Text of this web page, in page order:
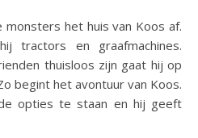
het huis van Koos af.
tractors en graafmachines.
thuisloos zijn gaat hij op
begint het avontuur van Koos.
opties te staan en hij geeft